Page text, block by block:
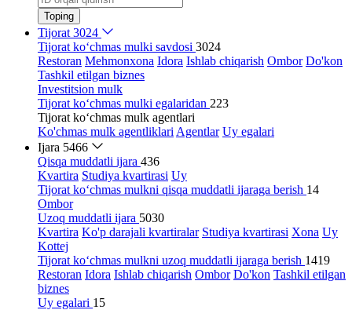
Toping
Tijorat 3024
Tijorat ko‘chmas mulki savdosi 3024
Restoran Mehmonxona Idora Ishlab chiqarish Ombor Do'kon
Tashkil etilgan biznes
Investitsion mulk
Tijorat ko‘chmas mulki egalaridan 223
Tijorat ko‘chmas mulk agentlari
Ko'chmas mulk agentliklari Agentlar Uy egalari
Ijara 5466
Qisqa muddatli ijara 436
Kvartira Studiya kvartirasi Uy
Tijorat ko‘chmas mulkni qisqa muddatli ijaraga berish 14
Ombor
Uzoq muddatli ijara 5030
Kvartira Ko'p darajali kvartiralar Studiya kvartirasi Xona Uy
Kottej
Tijorat ko‘chmas mulkni uzoq muddatli ijaraga berish 1419
Restoran Idora Ishlab chiqarish Ombor Do'kon Tashkil etilgan
biznes
Uy egalari 15